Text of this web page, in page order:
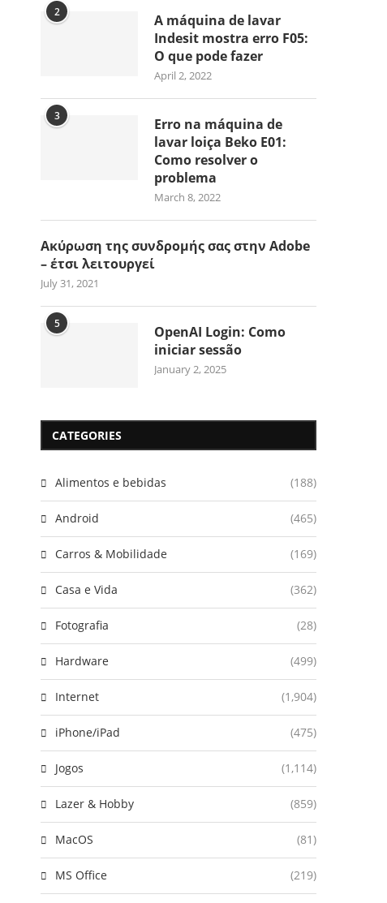
2
A máquina de lavar
Indesit mostra erro F05:
O que pode fazer
April 2, 2022
3
Erro na máquina de
lavar loiça Beko E01:
Como resolver o
problema
March 8, 2022
Ακύρωση της συνδρομής σας στην Adobe
– έτσι λειτουργεί
July 31, 2021
5
OpenAI Login: Como
iniciar sessão
January 2, 2025
CATEGORIES
Alimentos e bebidas (188)
Android (465)
Carros & Mobilidade (169)
Casa e Vida (362)
Fotografia (28)
Hardware (499)
Internet (1,904)
iPhone/iPad (475)
Jogos (1,114)
Lazer & Hobby (859)
MacOS (81)
MS Office (219)